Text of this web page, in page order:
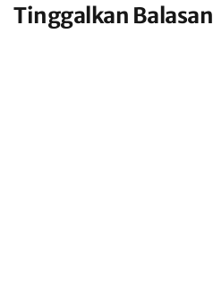
Tinggalkan Balasan